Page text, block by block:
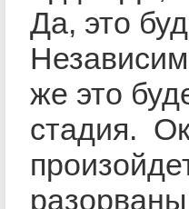
Да, это
же это
стадия.